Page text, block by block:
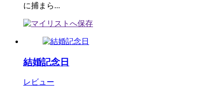
に捕まら...
結婚記念日
レビュー